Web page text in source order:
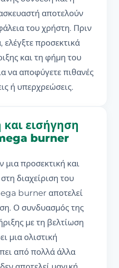
αποτελούν
του χρήστη. Πριν
προσεκτικά
και τη φήμη του
να αποφύγετε πιθανές
ή υπερχρεώσεις.
εισήγηση
burner
μια προσεκτική και
διαχείριση του
burner αποτελεί
Ο συνδυασμός της
με τη βελτίωση
μια ολιστική
από πολλά άλλα